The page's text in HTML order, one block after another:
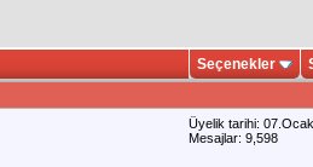
Seçenekler
Üyelik tarihi:
Mesajlar: 9,598